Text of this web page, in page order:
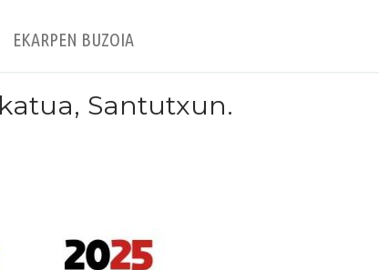
EKARPEN BUZOIA
Santutxun.